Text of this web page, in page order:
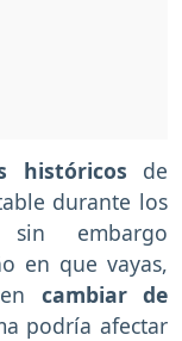
históricos de
durante los
embargo
en que vayas,
cambiar de
podría afectar